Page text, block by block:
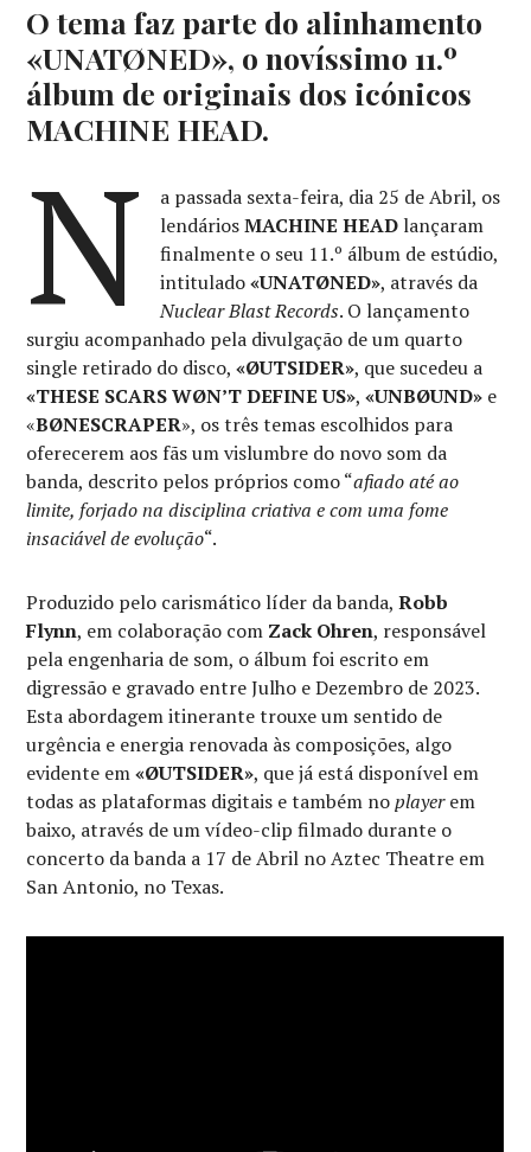
O tema faz parte do alinhamento
«UNATØNED», o novíssimo 11.º
álbum de originais dos icónicos
MACHINE HEAD.
N
a passada sexta-feira, dia 25 de Abril, os
lendáriosMACHINE HEADlançaram
finalmente o seu 11.º álbum de estúdio,
intitulado«UNATØNED», através da
Nuclear Blast Records. O lançamento
surgiu acompanhado pela divulgação de um quarto
single retirado do disco,«ØUTSIDER», que sucedeu a
«THESE SCARS WØN’T DEFINE US»,«UNBØUND» e
«BØNESCRAPER», os três temas escolhidos para
oferecerem aos fãs um vislumbre do novo som da
banda, descrito pelos próprios como “afiado até ao
limite, forjado na disciplina criativa e com uma fome
insaciável de evolução“.
Produzido pelo carismático líder da banda,Robb
Flynn, em colaboração com Zack Ohren, responsável
pela engenharia de som, o álbum foi escrito em
digressão e gravado entre Julho e Dezembro de 2023.
Esta abordagem itinerante trouxe um sentido de
urgência e energia renovada às composições, algo
evidente em«ØUTSIDER», que já está disponível em
todas as plataformas digitais e também noplayerem
baixo, através de um vídeo-clip filmado durante o
concerto da banda a 17 de Abril no Aztec Theatre em
San Antonio, no Texas.